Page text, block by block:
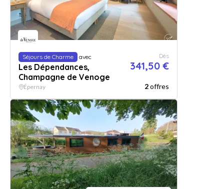
Séjours de Charme avec
Les Dépendances,
Champagne de Venoge
Dès
341,50 €
Épernay 2offres